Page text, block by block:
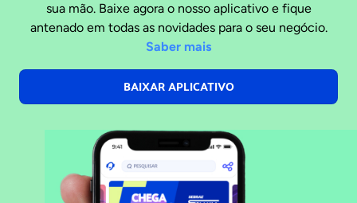
sua mão. Baixe agora o nosso aplicativo e fique
antenado em todas as novidades para o seu negócio.
Saber mais
BAIXAR APLICATIVO